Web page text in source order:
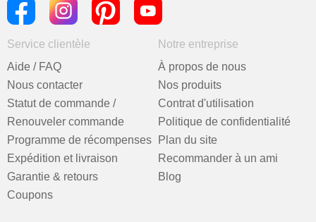
Service clientèle
Aide / FAQ
Nous contacter
Statut de commande /
Renouveler commande
Programme de récompenses
Expédition et livraison
Garantie & retours
Coupons
Notre entreprise
À propos de nous
Nos produits
Contrat d'utilisation
Politique de confidentialité
Plan du site
Recommander à un ami
Blog